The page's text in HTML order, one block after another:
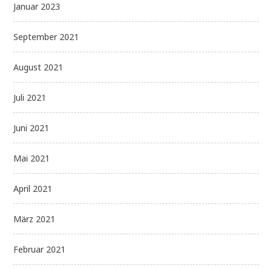
Januar 2023
September 2021
August 2021
Juli 2021
Juni 2021
Mai 2021
April 2021
März 2021
Februar 2021